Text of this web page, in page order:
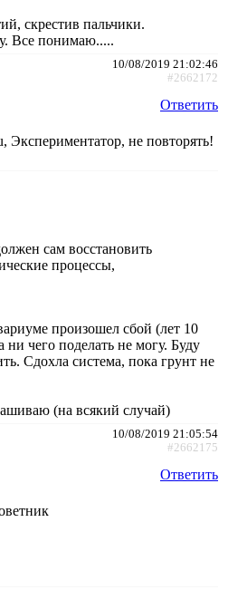
скрестив пальчики.
Все понимаю.....
10/08/2019 21:02:46
#2662172
Ответить
Экспериментатор, не повторять!
сам восстановить
процессы,
произошел сбой (лет 10
чего поделать не могу. Буду
Сдохла система, пока грунт не
(на всякий случай)
10/08/2019 21:05:54
#2662175
Ответить